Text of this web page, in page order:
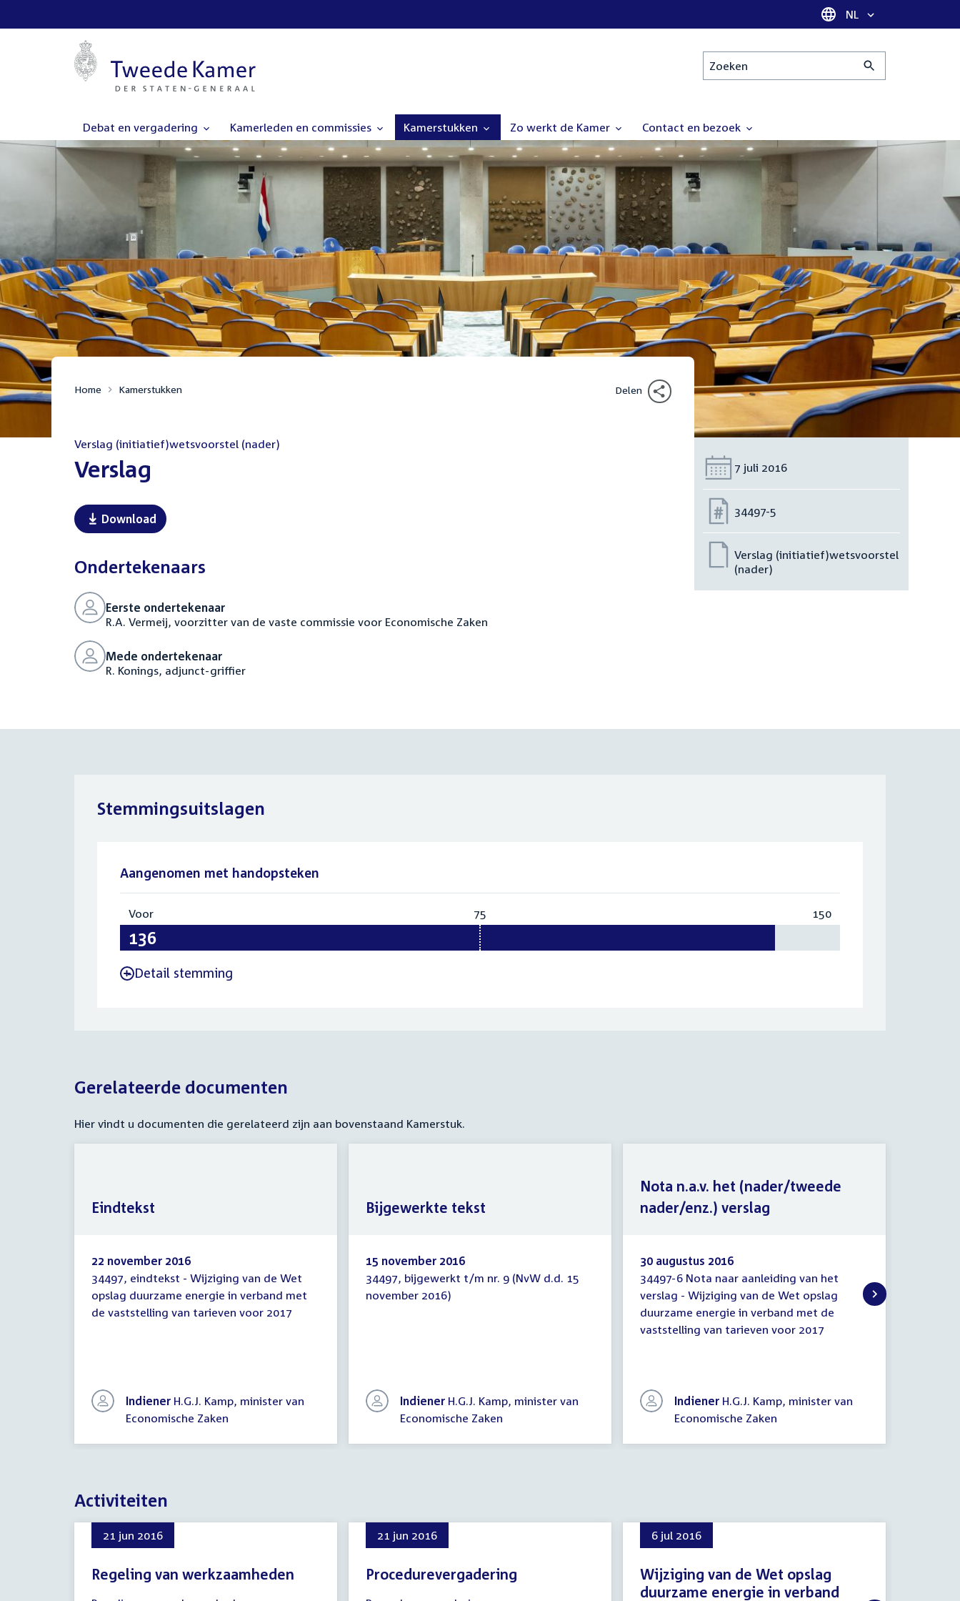
Taal selectie
NL
Zoeken
Debat en vergadering Kamerleden en commissies Kamerstukken Zo werkt de Kamer Contact en bezoek
Home Kamerstukken Delen
Verslag (initiatief)wetsvoorstel (nader)
:Verslag
Download
Ondertekenaars
Eerste ondertekenaar
R.A. Vermeij, voorzitter van de vaste commissie voor Economische Zaken
Mede ondertekenaar
R. Konings, adjunct-griffier
Datum:
7 juli 2016
Nummer:
34497-5
Verslag (initiatief)wetsvoorstel
(nader)
Stemmingsuitslagen
Aangenomen met handopsteken
Voor
136
75 150Totaal:
- Detail stemming
Gerelateerde documenten
Hier vindt u documenten die gerelateerd zijn aan bovenstaand Kamerstuk.
Eindtekst
22 november 2016
34497, eindtekst - Wijziging van de Wet
opslag duurzame energie in verband met
de vaststelling van tarieven voor 2017
Indiener H.G.J. Kamp, minister van
Economische Zaken
Eindtekst
Bijgewerkte
tekst
15 november 2016
34497, bijgewerkt t/m nr. 9 (NvW d.d. 15
november 2016)
Indiener H.G.J. Kamp, minister van
Economische Zaken
Bijgewerkte tekst
Nota
n.a.v.
het
(nader/tweede
30 augustus 2016
34497-6 Nota naar aanleiding van het
verslag - Wijziging van de Wet opslag
duurzame energie in verband met de
vaststelling van tarieven voor 2017
Indiener H.G.J. Kamp, minister van
Economische Zaken
Nota n.a.v. het (nader/tweede
nader/enz.) verslag
Activiteiten
21 jun 2016
Regeling van werkzaamheden
21 jun 2016
Procedurevergadering
6 jul 2016
Wijziging van de Wet opslag
duurzame energie in verband